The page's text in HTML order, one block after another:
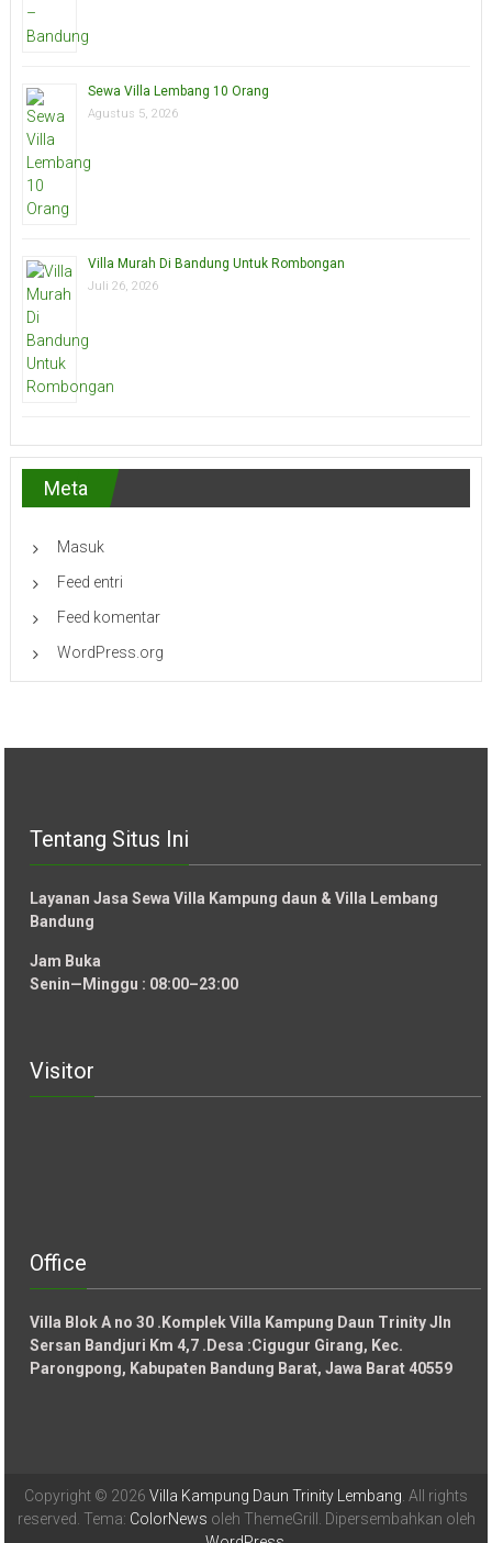
Sewa Villa Lembang 10 Orang
Agustus 5, 2026
Villa Murah Di Bandung Untuk Rombongan
Juli 26, 2026
Meta
Masuk
Feed entri
Feed komentar
WordPress.org
Tentang Situs Ini
Layanan Jasa Sewa Villa Kampung daun & Villa Lembang
Bandung
Jam Buka
Senin—Minggu : 08:00–23:00
Visitor
Office
Villa Blok A no 30 .Komplek Villa Kampung Daun Trinity Jln
Sersan Bandjuri Km 4,7 .Desa :Cigugur Girang, Kec.
Parongpong, Kabupaten Bandung Barat, Jawa Barat 40559
Copyright © 2026 Villa Kampung Daun Trinity Lembang. All rights
reserved. Tema: ColorNews oleh ThemeGrill. Dipersembahkan oleh